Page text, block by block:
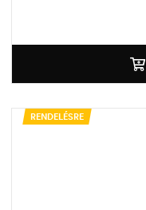
RENDELÉSRE